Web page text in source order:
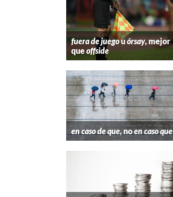
fuera de juegouórsay, mejor
queoffside
en caso de que, noen caso que